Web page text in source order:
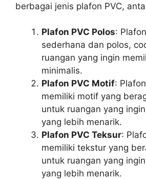
berbagai jenis plafon PVC,
Plafon PVC Polos:
sederhana dan polos,
ruangan yang ingin
minimalis.
Plafon PVC Motif:
memiliki motif yang
untuk ruangan yang
yang lebih menarik.
Plafon PVC Teksur:
memiliki tekstur yang
untuk ruangan yang
yang lebih menarik.